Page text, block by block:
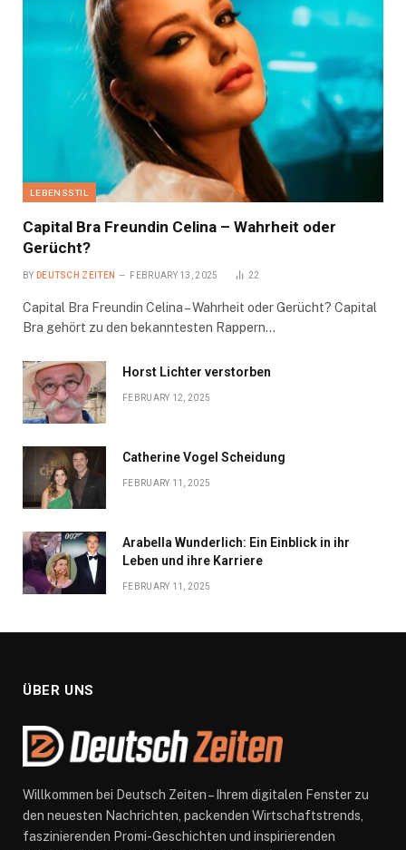
LEBENSSTIL
Capital Bra Freundin Celina – Wahrheit oder
Gerücht?
BY DEUTSCH ZEITEN FEBRUARY 13, 2025 22
Capital Bra Freundin Celina – Wahrheit oder Gerücht? Capital
Bra gehört zu den bekanntesten Rappern…
Horst Lichter verstorben
FEBRUARY 12, 2025
Catherine Vogel Scheidung
FEBRUARY 11, 2025
Arabella Wunderlich: Ein Einblick in ihr
Leben und ihre Karriere
FEBRUARY 11, 2025
ÜBER UNS
Willkommen bei Deutsch Zeiten – Ihrem digitalen Fenster zu
den neuesten Nachrichten, packenden Wirtschaftstrends,
faszinierenden Promi-Geschichten und inspirierenden